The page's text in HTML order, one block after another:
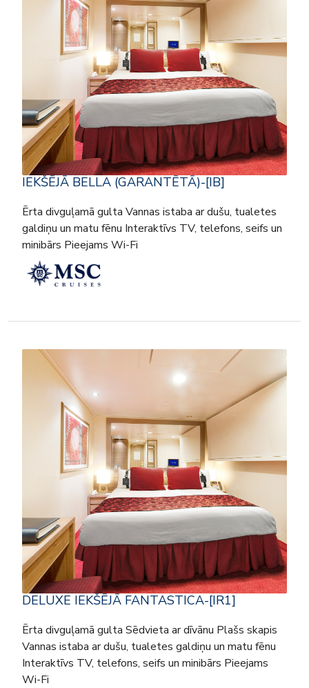
IEKŠĒJĀ BELLA (GARANTĒTĀ)-[IB]
Ērta divguļamā gulta Vannas istaba ar dušu, tualetes
galdiņu un matu fēnu Interaktīvs TV, telefons, seifs un
minibārs Pieejams Wi-Fi
DELUXE IEKŠĒJĀ FANTASTICA-[IR1]
Ērta divguļamā gulta Sēdvieta ar dīvānu Plašs skapis
Vannas istaba ar dušu, tualetes galdiņu un matu fēnu
Interaktīvs TV, telefons, seifs un minibārs Pieejams
Wi-Fi